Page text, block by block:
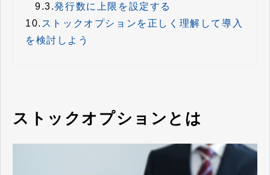
9.3.発行数に上限を設定する
10. ストックオプションを正しく理解して導入
を検討しよう
ストックオプションとは